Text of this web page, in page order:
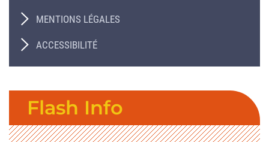
MENTIONS LÉGALES
ACCESSIBILITÉ
Flash Info